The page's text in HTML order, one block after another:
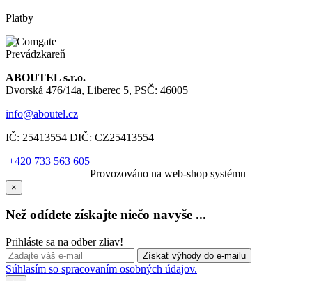
Platby
Prevádzkareň
ABOUTEL s.r.o.
Dvorská 476/14a, Liberec 5, PSČ: 46005
info@aboutel.cz
IČ: 25413554 DIČ: CZ25413554
+420 733 563 605
| Provozováno na web-shop systému
×
Než odídete získajte niečo navyše ...
Prihláste sa na odber zliav!
Súhlasím so spracovaním osobných údajov.